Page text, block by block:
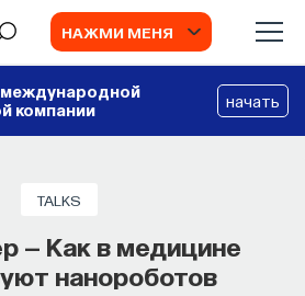
НАЖМИ МЕНЯ
международной
компании
начать
TALKS
— Как в медицине
нанороботов
нейронами:
управляют нами
потребности, эмоции,